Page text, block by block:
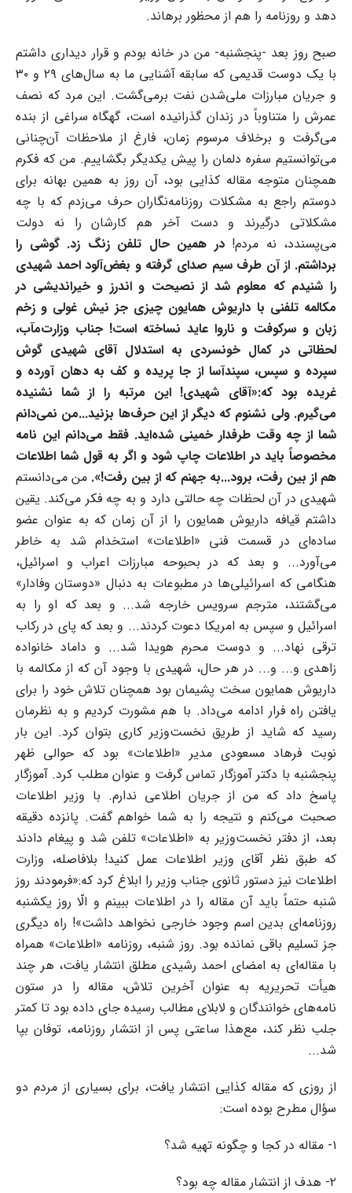
دهد و روزنامه را هم از محظور برهاند.
صبح روز بعد -پنجشنبه- من در خانه بودم و قرار دیداری داشتم
با یک دوست قدیمی که سابقه آشنایی ما به سال‌های ۲۹ و ۳۰
و جریان مبارزات ملی‌شدن نفت برمی‌گشت. این مرد که نصف
عمرش را متناوباً در زندان گذرانیده است، گهگاه سراغی از بنده
می‌گرفت و برخلاف مرسوم زمان، فارغ از ملاحظات آن‌چنانی
می‌توانستیم سفره دلمان را پیش یکدیگر بگشاییم. من که فکرم
همچنان متوجه مقاله کذایی بود، آن روز به همین بهانه برای
دوستم راجع به مشکلات روزنامه‌نگاران حرف می‌زدم که با چه
مشکلاتی درگیرند و دست آخر هم کارشان را نه دولت
می‌پسندد، نه مردم!در همین حال تلفن زنگ زد. گوشی را
برداشتم. از آن طرف سیم صدای گرفته و بغض‌آلود احمد شهیدی
را شنیدم که معلوم شد از نصیحت و اندرز و خیراندیشی در
مکالمه تلفنی با داریوش همایون چیزی جز نیش غولی و زخم
زبان و سرکوفت و ناروا عاید نساخته است! جناب وزارت‌مآب،
لحظاتی در کمال خونسردی به استدلال آقای شهیدی گوش
سپرده و سپس، سپند‌آسا از جا پریده و کف به دهان آورده و
غریده بود که:«آقای شهیدی! این مرتبه را از شما نشنیده
میگیرم. ولی نشنوم که دیگر از این حرف‌ها بزنید...من نمی‌دانم
شما از چه وقت طرفدار خمینی شده‌اید. فقط می‌دانم این نامه
مخصوصاً باید در اطلاعات چاپ شود و اگر به قول شما اطلاعات
هم از بین رفت، برود...به جهنم که از بین رفت!». من می‌دانستم
شهیدی در آن لحظات چه حالتی دارد و به چه فکر می‌کند. یقین
داشتم قیافه داریوش همایون را از آن زمان که به عنوان عضو
ساده‌ای در قسمت فنی «اطلاعات» استخدام شد به خاطر
می‌آورد... و بعد که در بحبوحه مبارزات اعراب و اسرائیل،
هنگامی که اسرائیلی‌ها در مطبوعات به دنبال «دوستان وفادار»
می‌گشتند، مترجم سرویس خارجه شد... و بعد که او را به
اسرائیل و سپس به امریکا دعوت کردند... و بعد که پای در رکاب
ترقی نهاد... و دوست محرم هویدا شد... و داماد خانواده
زاهدی و... و... در هر حال، شهیدی با وجود آن که از مکالمه با
داریوش همایون سخت پشیمان بود همچنان تلاش خود را برای
یافتن راه فرار ادامه می‌داد. با هم مشورت کردیم و به نظرمان
رسید که شاید از طریق نخست‌وزیر کاری بتوان کرد. این بار
نوبت فرهاد مسعودی مدیر «اطلاعات» بود که حوالی ظهر
پنجشنبه با دکتر آموزگار تماس گرفت و عنوان مطلب کرد. آموزگار
پاسخ داد که من از جریان اطلاعی ندارم. با وزیر اطلاعات
صحبت می‌کنم و نتیجه را به شما خواهم گفت. پانزده دقیقه
بعد، از دفتر نخست‌وزیر به «اطلاعات» تلفن شد و پیغام دادند
که طبق نظر آقای وزیر اطلاعات عمل کنید! بلافاصله، وزارت
اطلاعات نیز دستور ثانوی جناب وزیر را ابلاغ کرد که:«فرمودند روز
شنبه حتماً باید آن مقاله را در اطلاعات ببینم و الّا روز یکشنبه
روزنامه‌ای بدین اسم وجود خارجی نخواهد داشت»! راه دیگری
جز تسلیم باقی نمانده بود. روز شنبه، روزنامه «اطلاعات» همراه
با مقاله‌ای به امضای احمد رشیدی مطلق انتشار یافت، هر چند
هیأت تحریریه به عنوان آخرین تلاش، مقاله را در ستون
نامه‌های خوانندگان و لابلای مطالب رسیده جای داده بود تا کمتر
جلب نظر کند، مع‌هذا ساعتی پس از انتشار روزنامه، توفان بپا
شد...
از روزی که مقاله کذایی انتشار یافت، برای بسیاری از مردم دو
سؤال مطرح بوده است:
۱- مقاله در کجا و چگونه تهیه شد؟
٢- هدف از انتشار مقاله چه بود؟